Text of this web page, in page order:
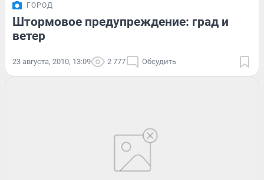
ГОРОД
Штормовое предупреждение: град и
ветер
23 августа, 2010, 13:09 2 777 Обсудить